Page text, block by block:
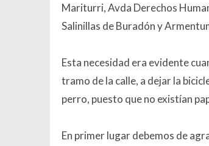
Mariturri, Avda Derechos
Salinillas de Buradón y
Esta necesidad era evidente
tramo de la calle, a dejar la
perro, puesto que no existían
En primer lugar debemos de